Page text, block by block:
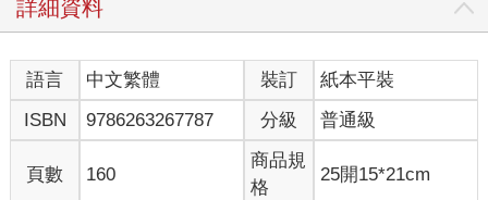
詳細資料
語言 中文繁體 裝訂
紙本平裝
ISBN
9786263267787 分級 普通級
頁數 160
商品規
格
25開15*21cm